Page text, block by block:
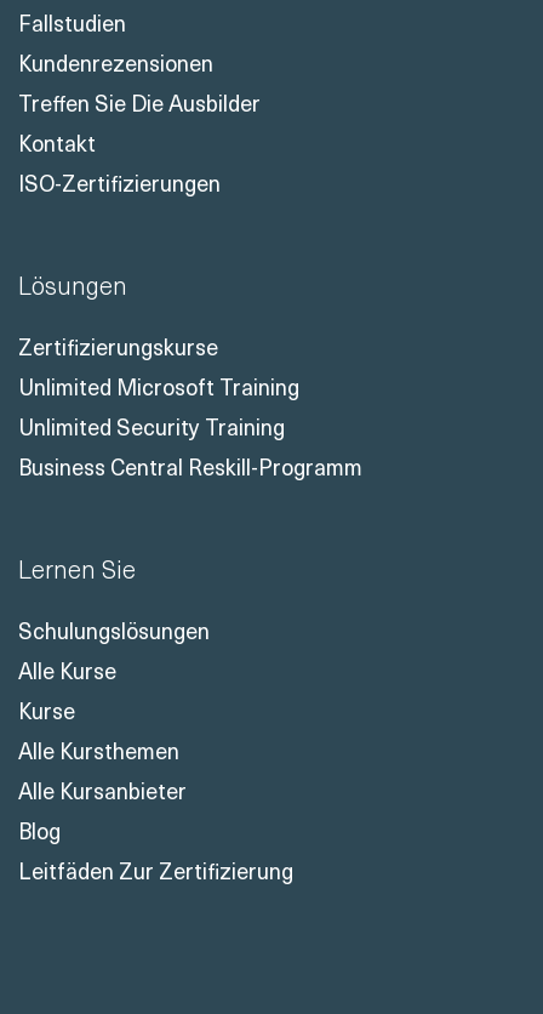
Fallstudien
Kundenrezensionen
Treffen Sie Die Ausbilder
Kontakt
ISO-Zertifizierungen
Lösungen
Zertifizierungskurse
Unlimited Microsoft Training
Unlimited Security Training
Business Central Reskill-Programm
Lernen Sie
Schulungslösungen
Alle Kurse
Kurse
Alle Kursthemen
Alle Kursanbieter
Blog
Leitfäden Zur Zertifizierung